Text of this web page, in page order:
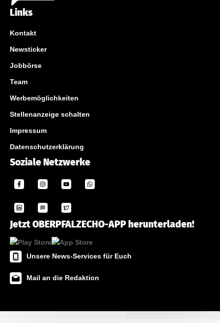
Links
Kontakt
Newsticker
Jobbörse
Team
Werbemöglichkeiten
Stellenanzeige schalten
Impressum
Datenschutzerklärung
Soziale Netzwerke
Jetzt OBERPFALZECHO-APP herunterladen!
Unsere News-Services für Euch
Mail an die Redaktion